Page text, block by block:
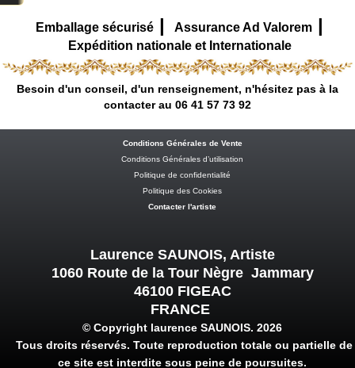
Emballage sécurisé | Assurance Ad Valorem |
Expédition nationale et Internationale
Besoin d'un conseil, d'un renseignement, n'hésitez pas à la
contacter au 06 41 57 73 92
Conditions Générales de Vente
Conditions Générales d’utilisation
Politique de confidentialité
Politique des Cookies
Contacter l'artiste
Laurence SAUNOIS, Artiste
1060 Route de la Tour Nègre Jammary
46100 FIGEAC
FRANCE
© Copyright laurence SAUNOIS. 2026
Tous droits réservés. Toute reproduction totale ou partielle de
ce site est interdite sous peine de poursuites.